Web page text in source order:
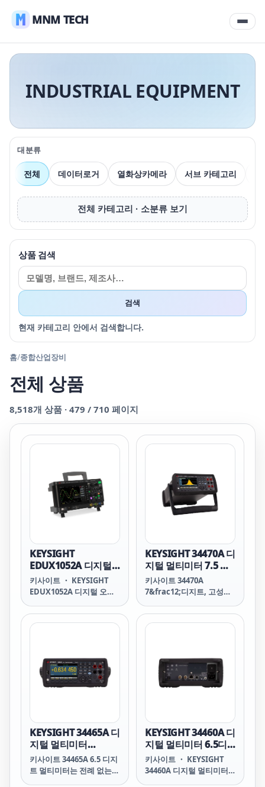
MNM TECH
INDUSTRIAL EQUIPMENT
대분류
전체 데이터로거 열화상카메라 서브 카테고리
전체 카테고리 · 소분류 보기
상품 검색
검색
현재 카테고리 안에서 검색합니다.
홈/종합산업장비
전체 상품
8,518개 상품 · 479 / 710 페이지
KEYSIGHT
EDUX1052A 디지털
오실로스코프 50 MHz
아날로그 2채널
키사이트 ・ KEYSIGHT
EDUX1052A 디지털 오실
Oscilloscope: 50 MHz, 2
analog channels 주요 특
트 전문적인 측정 제공 - 수
학, FFT, 직렬 프로토콜 분
석, 모든 표준 내장된 도움
형의 업데이트 속도로 더
자세한 신호 정보 확인 가
능 포함 내역: 3년 보증(액
세서리인 경우 90일) 인증
서 제공 시 5년 교정 표준
보안 삭제 두 개의 N2142
KEYSIGHT 34470A 디
지털 멀티미터 7.5 디
지트 Truevolt DMM
키사이트 34470A
7&frac12;디지트, 고성능
는 더 높은 수준의 정확도
와 속도, 해상도를 제공합
KEYSIGHT 34465A 디
지털 멀티미터
Truevolt DMM
키사이트 34465A 6.5 디지
트 멀티미터는 전례 없는
KEYSIGHT 34460A 디
지털 멀티미터 6.5디
지트 기본 Truevolt
키사이트 ・ KEYSIGHT
34460A 디지털 멀티미터